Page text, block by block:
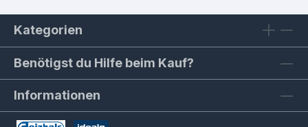
Kategorien
Benötigst du Hilfe beim Kauf?
Informationen